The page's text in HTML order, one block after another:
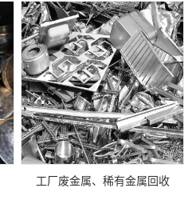
工厂废金属、稀有金属回收